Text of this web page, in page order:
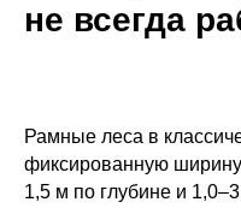
не всегда
Рамные леса в
фиксированную
1,5 м по глубине и